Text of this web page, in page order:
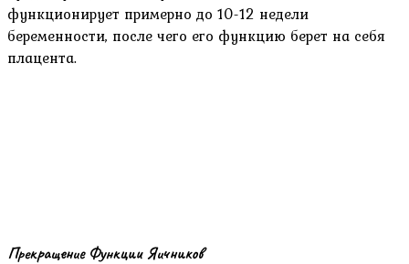
функционирует примерно до 10-12 недели
беременности, после чего его функцию берет на себя
плацента.
Прекращение Функции Яичников